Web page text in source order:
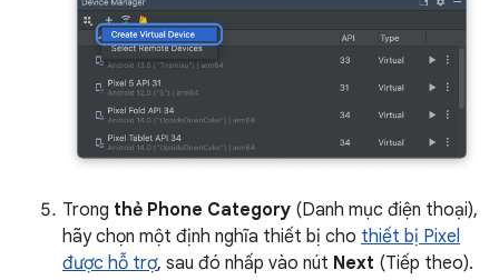
Trong thẻ Phone Category (Danh mục điện thoại),
hãy chọn một định nghĩa thiết bị cho thiết bị Pixel
được hỗ trợ, sau đó nhấp vào nút Next (Tiếp theo).